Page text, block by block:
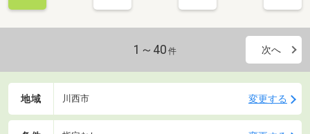
1～40 件 次へ
地域 川西市 変更する